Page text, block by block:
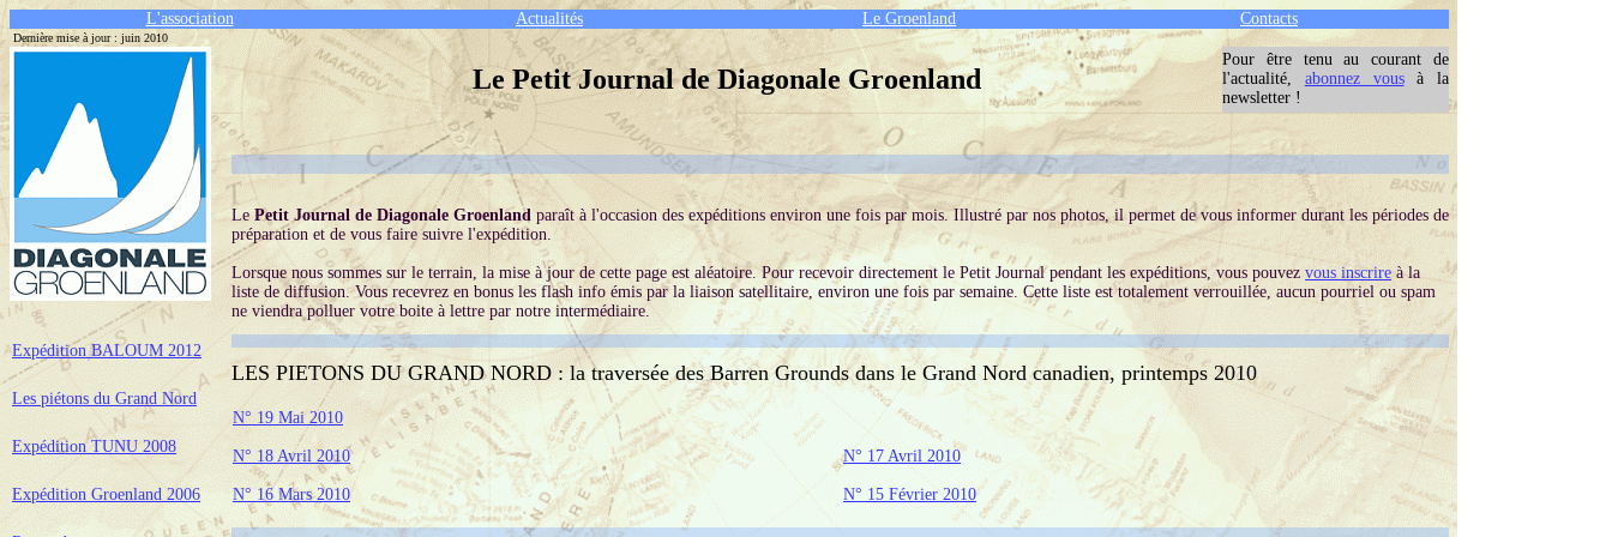
L'association Actualités Le Groenland Contacts
Dernière mise à jour : juin 2010
Expédition BALOUM 2012
Les piétons du Grand Nord
Expédition TUNU 2008
Expédition Groenland 2006
Le Petit Journal de Diagonale Groenland
Pour être tenu au courant de
l'actualité, abonnez vousà la
newsletter !
LePetit Journal de Diagonale Groenland paraît à l'occasion des expéditions environ une fois par mois. Illustré par nos photos, il permet de vous informer durant les périodes de
préparation et de vous faire suivre l'expédition.
Lorsque nous sommes sur le terrain, la mise à jour de cette page est aléatoire. Pour recevoir directement le Petit Journal pendant les expéditions, vous pouvez vous inscrireà la
liste de diffusion. Vous recevrez en bonus les flash info émis par la liaison satellitaire, environ une fois par semaine. Cette liste est totalement verrouillée, aucun pourriel ou spam
ne viendra polluer votre boite à lettre par notre intermédiaire.
LES PIETONS DU GRAND NORD : la traversée des Barren Grounds dans le Grand Nord canadien, printemps 2010
N° 19 Mai 2010
N° 18 Avril 2010 N° 17 Avril 2010
N° 16 Mars 2010 N° 15 Février 2010